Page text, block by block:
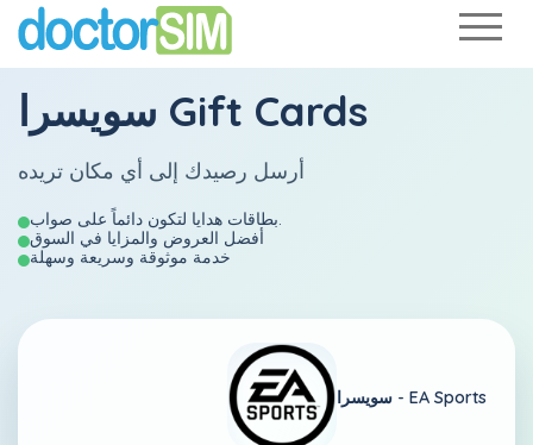
سويسرا Gift Cards
أرسل رصيدك إلى أي مكان تريده
أفضل العروض والمزايا في السوق
خدمة موثوقة وسريعة وسهلة
سويسرا - EA Sports